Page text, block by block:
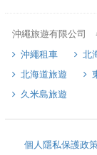
沖繩旅遊有限公司
沖繩租車
北
北海道旅遊
久米島旅遊
個人隱私保護政